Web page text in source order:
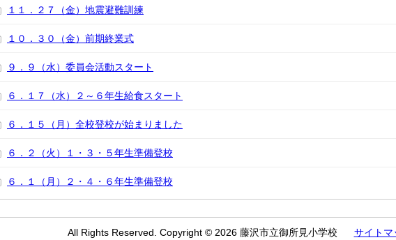
１１．２７（金）地震避難訓練
１０．３０（金）前期終業式
９．９（水）委員会活動スタート
６．１７（水）２～６年生給食スタート
６．１５（月）全校登校が始まりました
６．２（火）１・３・５年生準備登校
６．１（月）２・４・６年生準備登校
All Rights Reserved. Copyright © 2026 藤沢市立御所見小学校 サイトマ